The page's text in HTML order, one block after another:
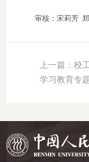
审核：宋莉芳
上一篇：校
学习教育专